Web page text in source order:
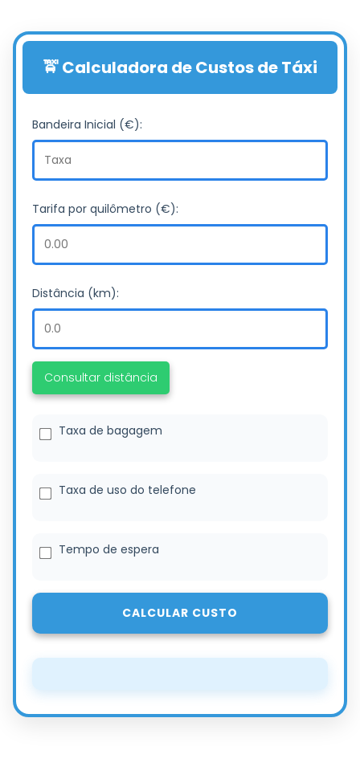
🚖 Calculadora de Custos de Táxi
Bandeira Inicial (€):
Tarifa por quilômetro (€):
Distância (km):
Consultar distância
Taxa de bagagem
Taxa de uso do telefone
Tempo de espera
CALCULAR CUSTO